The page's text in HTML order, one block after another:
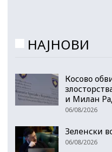
НАЈНОВИ
Косово
и Милан
06/08/2026
Зеленски
06/08/2026